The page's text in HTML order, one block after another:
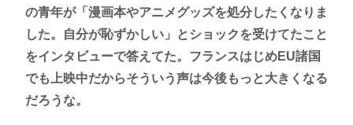
の青年が「漫画本やアニメグッズを処分したくなりま
した。自分が恥ずかしい」とショックを受けてたこと
をインタビューで答えてた。フランスはじめEU諸国
でも上映中だからそういう声は今後もっと大きくなる
だろうな。